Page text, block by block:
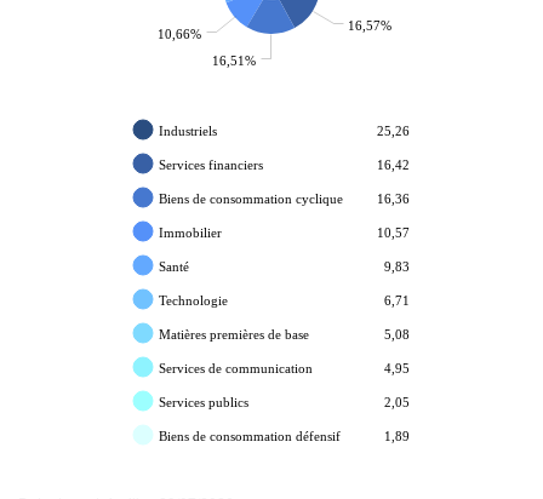
16,57%
16,51%
10,66%
Industriels 25,26
Services financiers 16,42
Biens de consommation cyclique 16,36
Immobilier 10,57
Santé 9,83
Technologie 6,71
Matières premières de base 5,08
Services de communication 4,95
Services publics 2,05
Biens de consommation défensif 1,89